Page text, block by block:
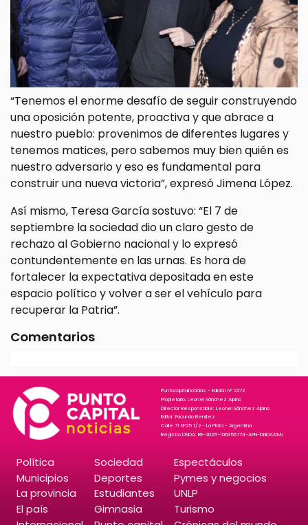
“Tenemos el enorme desafío de seguir construyendo
una oposición potente, proactiva y que abrace a
nuestro pueblo: provenimos de diferentes lugares y
tenemos matices, pero sabemos muy bien quién es
nuestro adversario y eso es fundamental para
construir una nueva victoria”, expresó Jimena López.
Así mismo, Teresa García sostuvo: “El 7 de
septiembre la sociedad dio un claro gesto de
rechazo al Gobierno nacional y lo expresó
contundentemente en las urnas. Es hora de
fortalecer la expectativa depositada en este
espacio político y volver a ser el vehículo para
recuperar la Patria”.
Comentarios
Puntocapitalnoticias - Edición N° 2272
Propietario: Leonel Sánchez Alpino
Director Responsable: Leonel Sánchez Alpino
Editor: Facundo Benitez
Calle 71 N°25 1/2 - La Plata - Argentina
Registro DNDA: RE-2025-106356774-APN-DNDA#MJ
Política
Municipios
La provincia
El país
Sociedad
Deportes
Estudiantes
Gimnasia
Espectáculos
Pymes y negocios
UNLP
Turismo